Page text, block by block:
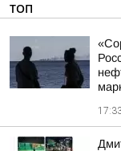
ТОП